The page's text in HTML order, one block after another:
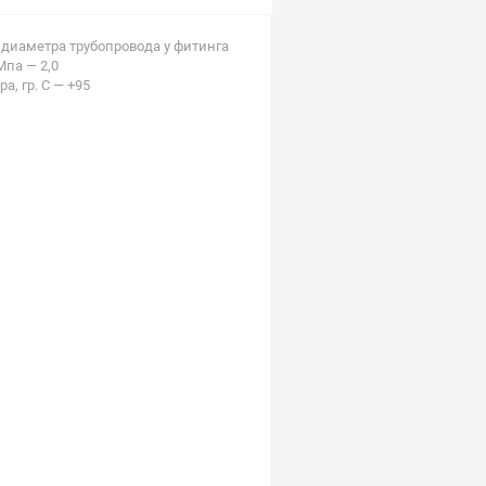
трубопровода у фитинга
— 2,0
гр. С — +95